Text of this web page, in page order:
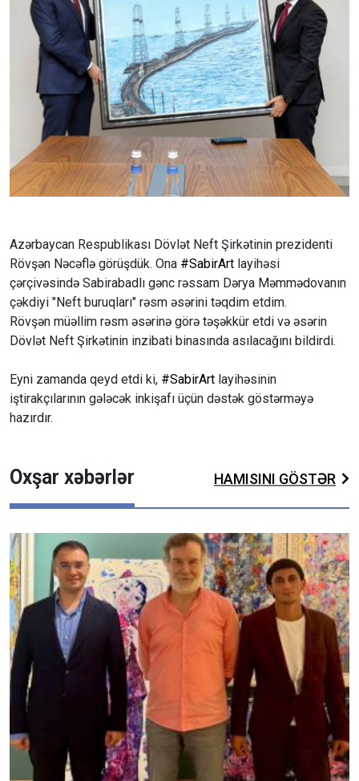
Azərbaycan Respublikası Dövlət Neft Şirkətinin prezidenti
Rövşən Nəcəflə görüşdük. Ona #SabirArt layihəsi
çərçivəsində Sabirabadlı gənc rəssam Dərya Məmmədovanın
çəkdiyi "Neft buruqları" rəsm əsərini təqdim etdim.
Rövşən müəllim rəsm əsərinə görə təşəkkür etdi və əsərin
Dövlət Neft Şirkətinin inzibati binasında asılacağını bildirdi.
Eyni zamanda qeyd etdi ki, #SabirArt layihəsinin
iştirakçılarının gələcək inkişafı üçün dəstək göstərməyə
hazırdır.
Oxşar xəbərlər HAMISINI GÖSTƏR